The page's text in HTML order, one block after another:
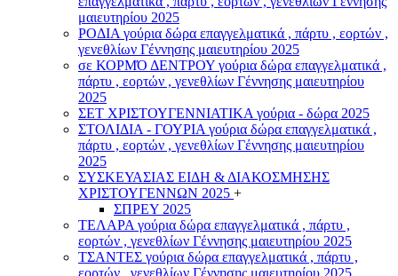
μαιευτηρίου 2025
ΡΟΔΙΑ γούρια δώρα επαγγελματικά , πάρτυ , εορτών ,
γενεθλίων Γέννησης μαιευτηρίου 2025
σε ΚΟΡΜΌ ΔΕΝΤΡΟΥ γούρια δώρα επαγγελματικά ,
πάρτυ , εορτών , γενεθλίων Γέννησης μαιευτηρίου
2025
ΣΕΤ ΧΡΙΣΤΟΥΓΕΝΝΙΑΤΙΚΑ γούρια - δώρα 2025
ΣΤΟΛΙΔΙΑ - ΓΟΥΡΙΑ γούρια δώρα επαγγελματικά ,
πάρτυ , εορτών , γενεθλίων Γέννησης μαιευτηρίου
2025
ΣΥΣΚΕΥΑΣΙΑΣ ΕΙΔΗ & ΔΙΑΚΟΣΜΗΣΗΣ
ΧΡΙΣΤΟΥΓΕΝΝΩΝ 2025 +
ΣΠΡΕΥ 2025
ΤΕΛΑΡΑ γούρια δώρα επαγγελματικά , πάρτυ ,
εορτών , γενεθλίων Γέννησης μαιευτηρίου 2025
ΤΣΑΝΤΕΣ γούρια δώρα επαγγελματικά , πάρτυ ,
εορτών , γενεθλίων Γέννησης μαιευτηρίου 2025